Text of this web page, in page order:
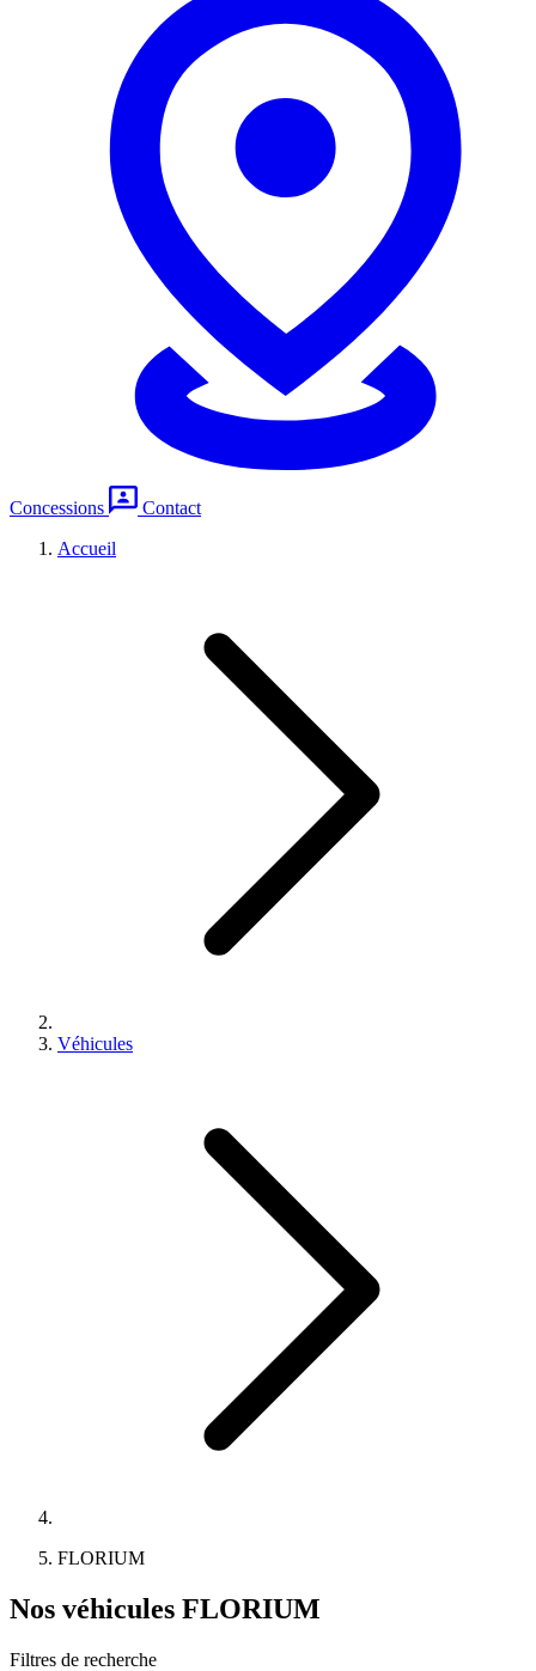
Concessions
Contact
Accueil
Véhicules
FLORIUM
Nos véhicules FLORIUM
Filtres de recherche